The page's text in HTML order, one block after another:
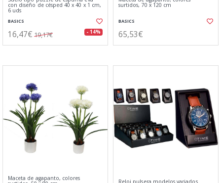
con diseño de césped 40 x 40 x 1 cm,
6 uds
BASICS
16,47€ 19,17€ - 14%
surtidos, 70 x 120 cm
BASICS
65,53€
Maceta de agapanto, colores Reloj pulsera modelos variados